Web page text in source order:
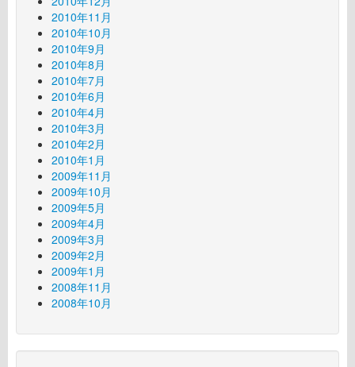
2010年11月
2010年10月
2010年9月
2010年8月
2010年7月
2010年6月
2010年4月
2010年3月
2010年2月
2010年1月
2009年11月
2009年10月
2009年5月
2009年4月
2009年3月
2009年2月
2009年1月
2008年11月
2008年10月